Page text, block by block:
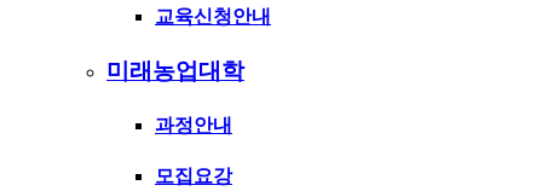
교육신청안내
미래농업대학
과정안내
모집요강